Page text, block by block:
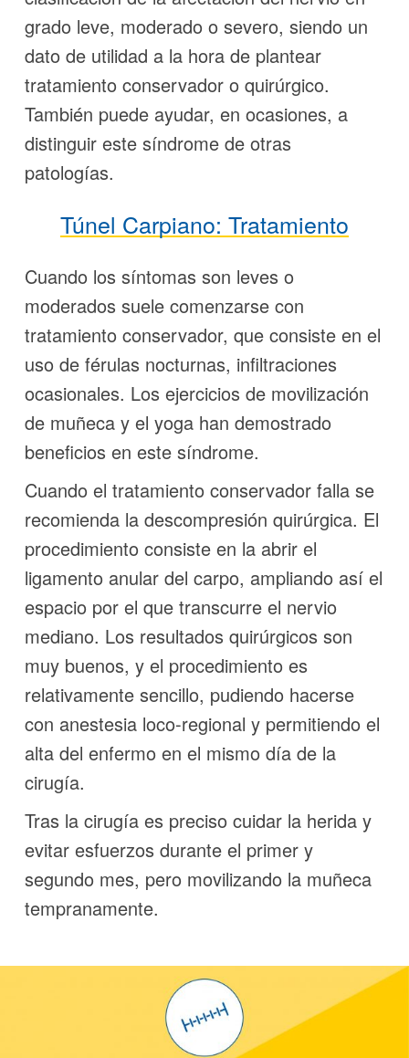
grado leve, moderado o severo, siendo un
dato de utilidad a la hora de plantear
tratamiento conservador o quirúrgico.
También puede ayudar, en ocasiones, a
distinguir este síndrome de otras
patologías.
Túnel Carpiano: Tratamiento
Cuando los síntomas son leves o
moderados suele comenzarse con
tratamiento conservador, que consiste en el
uso de férulas nocturnas, infiltraciones
ocasionales. Los ejercicios de movilización
de muñeca y el yoga han demostrado
beneficios en este síndrome.
Cuando el tratamiento conservador falla se
recomienda la descompresión quirúrgica. El
procedimiento consiste en la abrir el
ligamento anular del carpo, ampliando así el
espacio por el que transcurre el nervio
mediano. Los resultados quirúrgicos son
muy buenos, y el procedimiento es
relativamente sencillo, pudiendo hacerse
con anestesia loco-regional y permitiendo el
alta del enfermo en el mismo día de la
cirugía.
Tras la cirugía es preciso cuidar la herida y
evitar esfuerzos durante el primer y
segundo mes, pero movilizando la muñeca
tempranamente.